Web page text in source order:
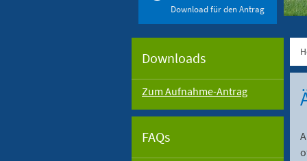
Download für den Antrag
Downloads
Zum Aufnahme-Antrag
FAQs